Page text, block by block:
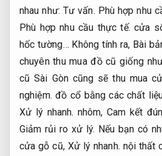
nhau như: Tư vấn. Phù hợp nhu
Phù hợp nhu cầu thực tế. cửa
hốc tường… Không tính ra, Bài
chuyên thu mua đồ cũ giống
cũ Sài Gòn cũng sẽ thu mua
nghiệm. đồ cổ bằng các chất
Xử lý nhanh. nhôm, Cam kết
Giảm rủi ro xử lý. Nếu bạn có
cửa gỗ cũ, Xử lý nhanh. nội thất